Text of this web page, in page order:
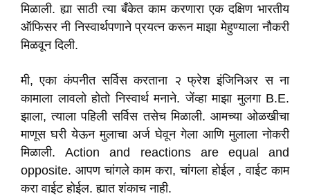
मिळाली. ह्या साठी त्या बँकेत काम करणारा एक दक्षिण भारतीय
ऑफिसर नी निस्वार्थपणाने प्रयत्न करून माझा मेहुण्याला नौकरी
मिळवून दिली.
मी, एका कंपनीत सर्विस करताना २ फ्रेश इंजिनिअर स ना
कामाला लावलो होतो निस्वार्थ मनाने. जेंव्हा माझा मुलगा B.E.
झाला, त्याला पहिली सर्विस तसेच मिळाली. आमच्या ओळखीचा
माणूस घरी येऊन मुलाचा अर्ज घेवून गेला आणि मुलाला नोकरी
मिळाली. Action and reactions are equal and
opposite. आपण चांगले काम करा, चांगला होईल , वाईट काम
करा वाईट होईल. ह्यात शंकाच नाही.